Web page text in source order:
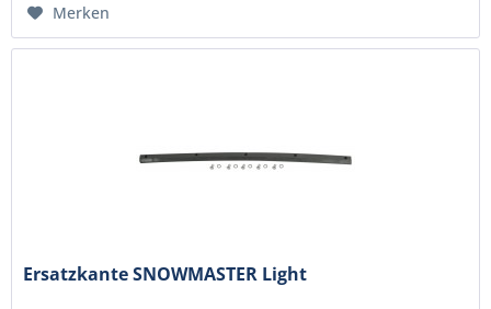
Merken
Ersatzkante SNOWMASTER Light